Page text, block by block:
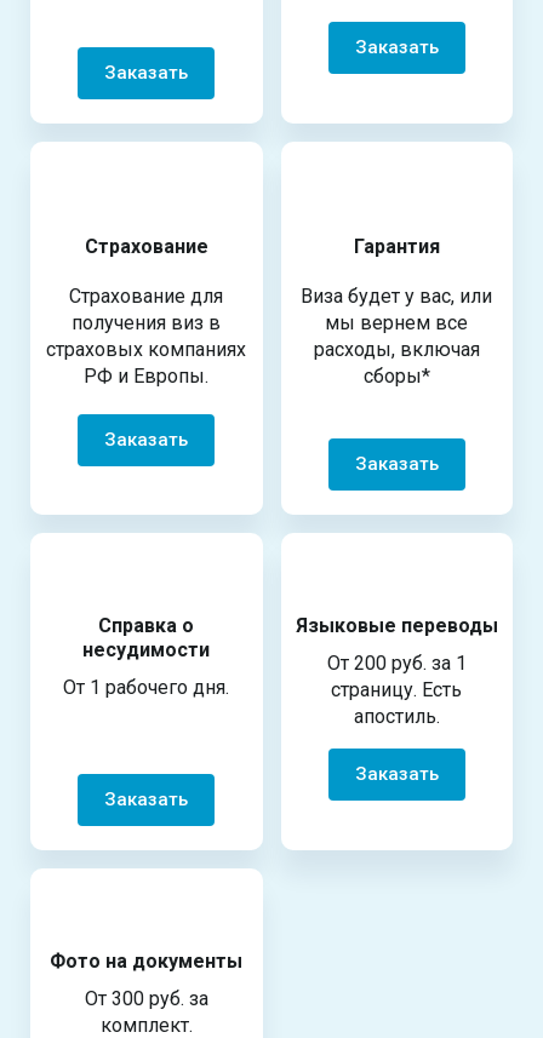
Заказать
Заказать
Страхование
Страхование для
получения виз в
страховых компаниях
РФ и Европы.
Заказать
Гарантия
Виза будет у вас, или
мы вернем все
расходы, включая
сборы*
Заказать
Справка о
несудимости
От 1 рабочего дня.
Заказать
Языковые переводы
От 200 руб. за 1
страницу. Есть
апостиль.
Заказать
Фото на документы
От 300 руб. за
комплект.